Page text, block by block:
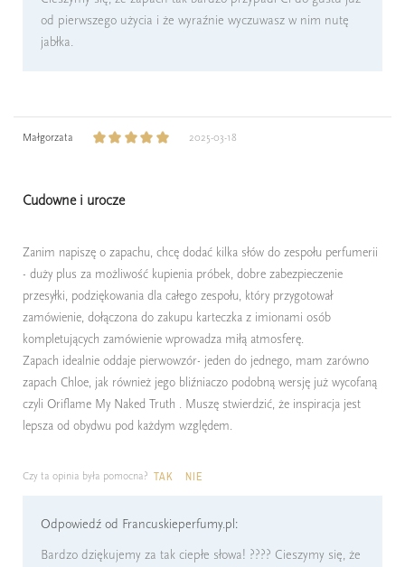
od pierwszego użycia i że wyraźnie wyczuwasz w nim nutę
jabłka.
Małgorzata 2025-03-18
Cudowne i urocze
Zanim napiszę o zapachu, chcę dodać kilka słów do zespołu perfumerii
- duży plus za możliwość kupienia próbek, dobre zabezpieczenie
przesyłki, podziękowania dla całego zespołu, który przygotował
zamówienie, dołączona do zakupu karteczka z imionami osób
kompletujących zamówienie wprowadza miłą atmosferę.
Zapach idealnie oddaje pierwowzór- jeden do jednego, mam zarówno
zapach Chloe, jak również jego bliźniaczo podobną wersję już wycofaną
czyli Oriflame My Naked Truth . Muszę stwierdzić, że inspiracja jest
lepsza od obydwu pod każdym względem.
Czy ta opinia była pomocna? TAK NIE
Odpowiedź od Francuskieperfumy.pl:
Bardzo dziękujemy za tak ciepłe słowa! ???? Cieszymy się, że